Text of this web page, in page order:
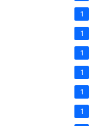
1
1
1
1
1
1